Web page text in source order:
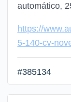
automático,
https://
5-140-cv-
#385134